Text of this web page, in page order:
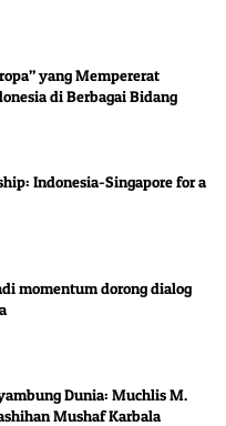
yang Mempererat
di Berbagai Bidang
Indonesia-Singapore for a
momentum dorong dialog
Dunia: Muchlis M.
Mushaf Karbala